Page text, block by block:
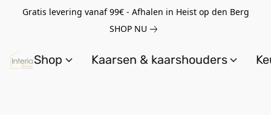
Gratis levering vanaf 99€ - Afhalen in Heist op den Berg
SHOP NU
Shop Kaarsen & kaarshouders